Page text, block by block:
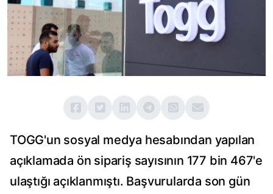
TOGG'un sosyal medya hesabından yapılan
açıklamada ön sipariş sayısının 177 bin 467'e
ulaştığı açıklanmıştı. Başvurularda son gün